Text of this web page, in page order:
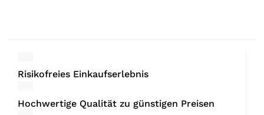
Risikofreies Einkaufserlebnis
Hochwertige Qualität zu günstigen Preisen